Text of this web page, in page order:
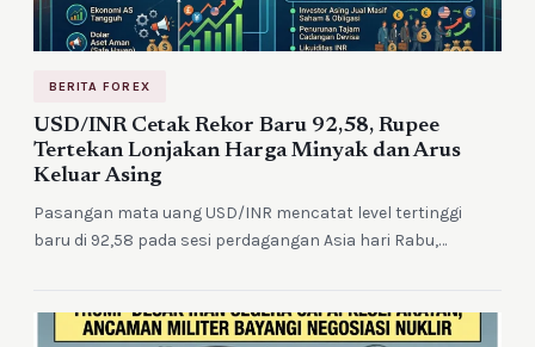
BERITA FOREX
USD/INR Cetak Rekor Baru 92,58, Rupee
Tertekan Lonjakan Harga Minyak dan Arus
Keluar Asing
Pasangan mata uang USD/INR mencatat level tertinggi
baru di 92,58 pada sesi perdagangan Asia hari Rabu,…